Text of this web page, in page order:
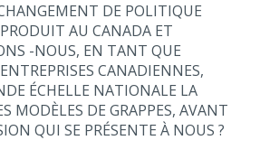
DE POLITIQUE
AU CANADA ET
-NOUS, EN TANT QUE
CANADIENNES,
ÉCHELLE NATIONALE LA
MODÈLES DE GRAPPES, AVANT
QUI SE PRÉSENTE À NOUS ?